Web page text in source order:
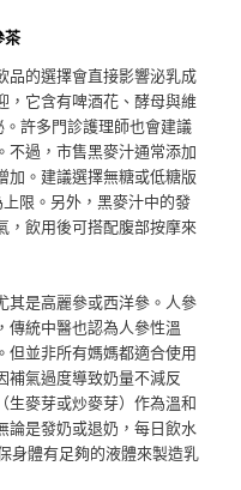
茶
品的選擇會直接影響泌乳成
，它含有啤酒花、酵母與維
許多門診護理師也會建議
不過，市售黑麥汁通常添加
加。建議選擇無糖或低糖版
限。另外，黑麥汁中的發
，飲用後可搭配腹部按摩來
其是高麗參或西洋參。人參
傳統中醫也認為人參性溫
但並非所有媽媽都適合使用
補氣過度導致奶量不減反
生麥芽或炒麥芽）作為溫和
論是發奶或退奶，每日飲水
身體有足夠的液體來製造乳